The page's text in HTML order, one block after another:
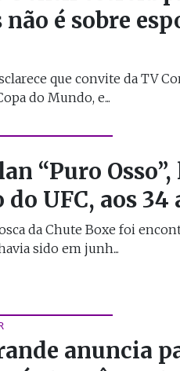
não é sobre
que convite da TV
do Mundo, e...
“Puro
UFC, aos 34
da Chute Boxe foi
sido em junh...
anuncia